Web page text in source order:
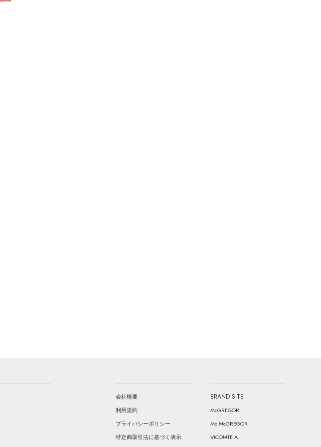
会社概要
利用規約
プライバシーポリシー
特定商取引法に基づく表示
BRAND SITE
McGREGOR
Mc McGREGOR
VICOMTE A.